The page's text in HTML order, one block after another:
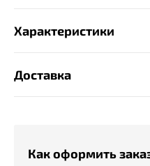
Как оформить
Характеристики
Доставка